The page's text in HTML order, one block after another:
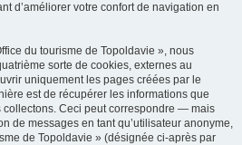
d’améliorer votre confort de navigation en
du tourisme de Topoldavie », nous
sorte de cookies, externes au
uniquement les pages créées par le
est de récupérer les informations que
collectons. Ceci peut correspondre — mais
de messages en tant qu’utilisateur anonyme,
de Topoldavie » (désignée ci-après par